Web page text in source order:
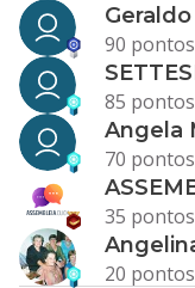
90 pontos
85 pontos
70 pontos
35 pontos
20 pontos